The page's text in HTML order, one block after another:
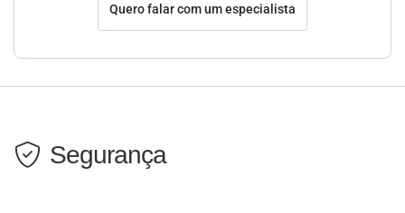
Quero falar com um especialista
Segurança